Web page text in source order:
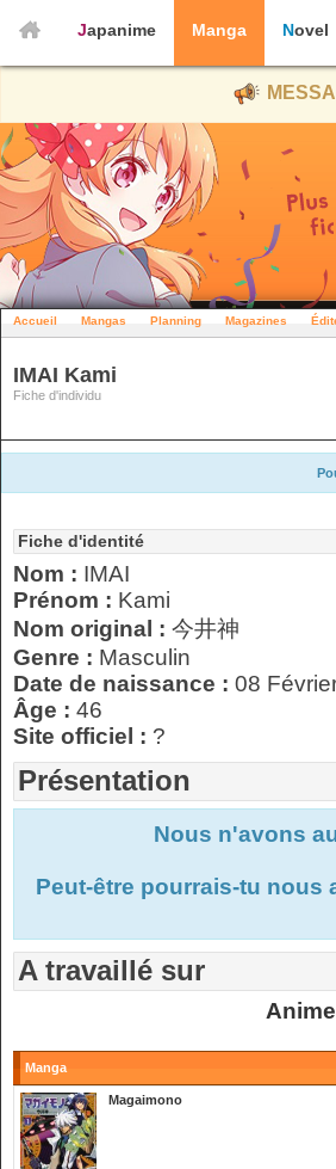
Japanime Manga Novel
Accueil Mangas Planning Magazines
IMAI Kami
Fiche d'individu
Fiche d'identité
Nom : IMAI
Prénom : Kami
Nom original : 今井神
Genre : Masculin
Date de naissance : 08
Âge : 46
Site officiel : ?
Présentation
Nous n'avons
Peut-être pourrais-tu nous
A travaillé sur
Anime
Manga
Magaimono